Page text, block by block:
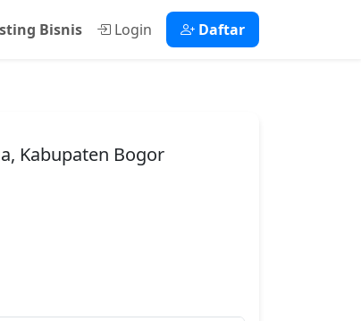
Bisnis Login Daftar
Kabupaten Bogor